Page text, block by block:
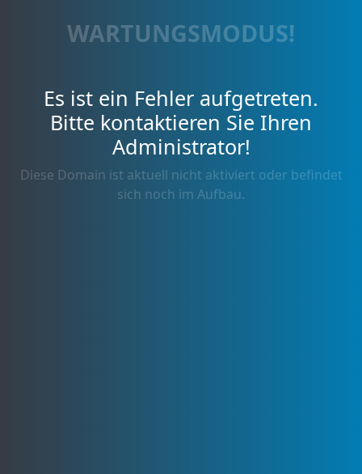
WARTUNGSMODUS!
Es ist ein Fehler aufgetreten.
Bitte kontaktieren Sie Ihren
Administrator!
Diese Domain ist aktuell nicht aktiviert oder befindet
sich noch im Aufbau.